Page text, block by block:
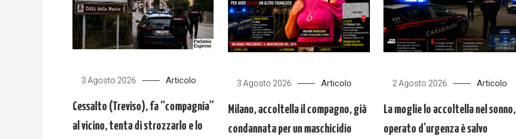
3 Agosto 2026 Articolo
Cessalto (Treviso), fa “compagnia”
al vicino, tenta di strozzarlo e lo
3 Agosto 2026 Articolo
Milano, accoltella il compagno, già
condannata per un maschicidio
2 Agosto 2026 Articolo
La moglie lo accoltella nel sonno,
operato d’urgenza è salvo